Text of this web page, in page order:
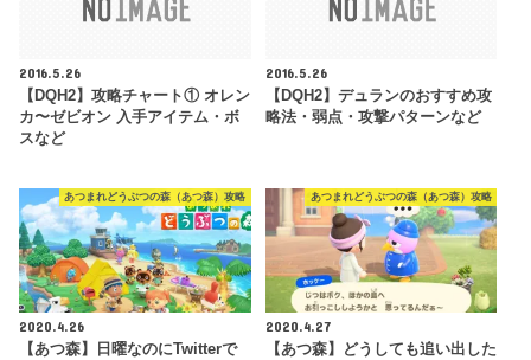
2016.5.26
【DQH2】攻略チャート① オレン
カ〜ゼビオン 入手アイテム・ボ
スなど
2016.5.26
【DQH2】デュランのおすすめ攻
略法・弱点・攻撃パターンなど
あつまれどうぶつの森（あつ森）攻略
2020.4.26
【あつ森】日曜なのにTwitterで
あつまれどうぶつの森（あつ森）攻略
2020.4.27
【あつ森】どうしても追い出した